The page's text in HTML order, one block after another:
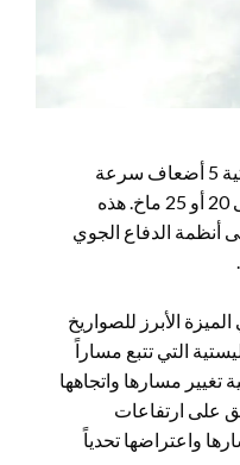
تتجاوز سرعة الصواريخ الفرط صوتية 5 أضعاف سرعة
الصوت (ماخ 5)، ويمكن أن تصل إلى 20 أو 25 ماخ. هذه
الدفاع الجوي
الأبرز للصواريخ
التي تتبع مساراً
مسارها واتجاهها
على ارتفاعات
واعتراضها تحدياً